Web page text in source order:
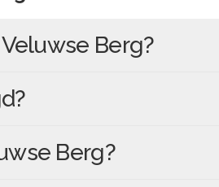
Berg?
Berg?